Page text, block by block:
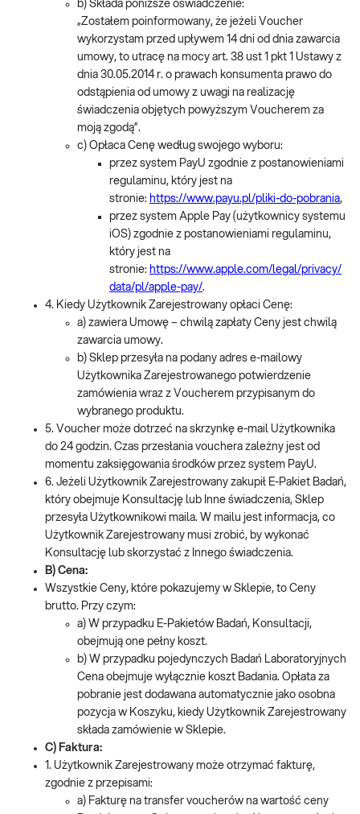
b) Składa poniższe oświadczenie:
„Zostałem poinformowany, że jeżeli Voucher
wykorzystam przed upływem 14 dni od dnia zawarcia
umowy, to utracę na mocy art. 38 ust 1 pkt 1 Ustawy z
dnia 30.05.2014 r. o prawach konsumenta prawo do
odstąpienia od umowy z uwagi na realizację
świadczenia objętych powyższym Voucherem za
moją zgodą”.
c) Opłaca Cenę według swojego wyboru:
przez system PayU zgodnie z postanowieniami
regulaminu, który jest na
stronie: https://www.payu.pl/pliki-do-pobrania,
przez system Apple Pay (użytkownicy systemu
iOS) zgodnie z postanowieniami regulaminu,
który jest na
stronie: https://www.apple.com/legal/privacy/
data/pl/apple-pay/.
4. Kiedy Użytkownik Zarejestrowany opłaci Cenę:
a) zawiera Umowę – chwilą zapłaty Ceny jest chwilą
zawarcia umowy.
b) Sklep przesyła na podany adres e-mailowy
Użytkownika Zarejestrowanego potwierdzenie
zamówienia wraz z Voucherem przypisanym do
wybranego produktu.
5. Voucher może dotrzeć na skrzynkę e-mail Użytkownika
do 24 godzin. Czas przesłania vouchera zależny jest od
momentu zaksięgowania środków przez system PayU.
6. Jeżeli Użytkownik Zarejestrowany zakupił E-Pakiet Badań,
który obejmuje Konsultację lub Inne świadczenia, Sklep
przesyła Użytkownikowi maila. W mailu jest informacja, co
Użytkownik Zarejestrowany musi zrobić, by wykonać
Konsultację lub skorzystać z Innego świadczenia.
B) Cena:
Wszystkie Ceny, które pokazujemy w Sklepie, to Ceny
brutto. Przy czym:
a) W przypadku E-Pakietów Badań, Konsultacji,
obejmują one pełny koszt.
b) W przypadku pojedynczych Badań Laboratoryjnych
Cena obejmuje wyłącznie koszt Badania. Opłata za
pobranie jest dodawana automatycznie jako osobna
pozycja w Koszyku, kiedy Użytkownik Zarejestrowany
składa zamówienie w Sklepie.
C) Faktura:
1. Użytkownik Zarejestrowany może otrzymać fakturę,
zgodnie z przepisami:
a) Fakturę na transfer voucherów na wartość ceny